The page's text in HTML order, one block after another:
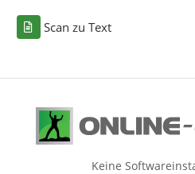
Scan zu Text
Keine